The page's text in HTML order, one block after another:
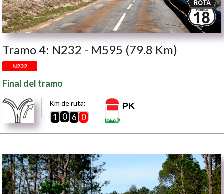
Tramo 4: N232 - M595 (79.8 Km)
N232
Final del tramo
Km de ruta:
1 0 6 0
PK